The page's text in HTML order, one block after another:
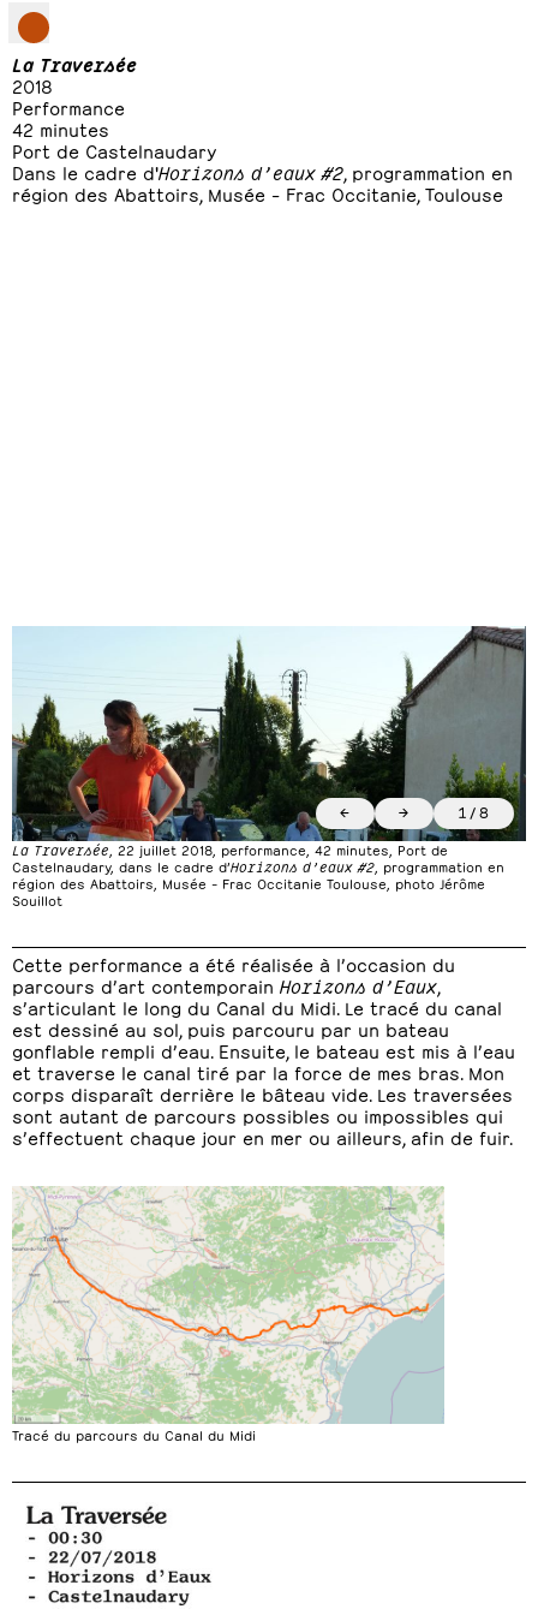
La Traversée
2018
Performance
42 minutes
Port de Castelnaudary
Dans le cadre d'Horizons d’eaux #2 , programmation en
région des Abattoirs, Musée – Frac Occitanie, Toulouse
Cette performance a été réalisée à l’occasion du
parcours d’art contemporain Horizons d’Eaux
s’articulant le long du Canal du Midi. Le tracé du canal
est dessiné au sol, puis parcouru par un bateau
gonflable rempli d’eau. Ensuite, le bateau est mis à l’eau
et traverse le canal tiré par la force de mes bras. Mon
corps disparaît derrière le bâteau vide. Les traversées
sont autant de parcours possibles ou impossibles qui
s’effectuent chaque jour en mer ou ailleurs, afin de fuir.
Tracé du parcours du Canal du Midi
← → 1 /8
La Traversée, 22 juillet 2018, performance, 42 minutes, Port de
Castelnaudary, dans le cadre d’Horizons d’eaux #2, programmation en
région des Abattoirs, Musée – Frac Occitanie Toulouse, photo Jérôme
Souillot